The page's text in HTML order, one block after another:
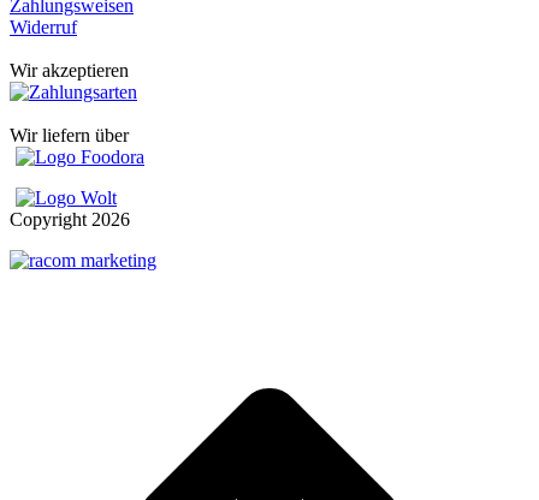
Zahlungsweisen
Widerruf
Wir akzeptieren
Wir liefern über
Copyright 2026